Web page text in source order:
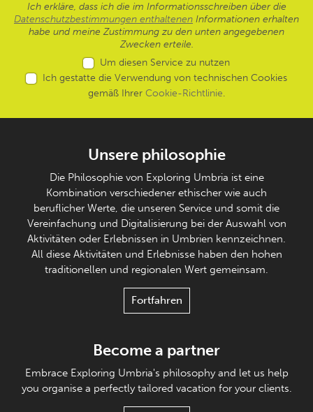
Ich erkläre, dass ich die im Informationsschreiben über die
Datenschutzbestimmungen enthaltenen Informationen erhalten
habe und meine Zustimmung zu den unten angegebenen
Zwecken erteile.
Um diesen Service zu nutzen
Ich gestatte die Verwendung von technischen Cookies
gemäß Ihrer Cookie-Richtlinie.
Unsere philosophie
Die Philosophie von Exploring Umbria ist eine
Kombination verschiedener ethischer wie auch
beruflicher Werte, die unseren Service und somit die
Vereinfachung und Digitalisierung bei der Auswahl von
Aktivitäten oder Erlebnissen in Umbrien kennzeichnen.
All diese Aktivitäten und Erlebnisse haben den hohen
traditionellen und regionalen Wert gemeinsam.
Fortfahren
Become a partner
Embrace Exploring Umbria's philosophy and let us help
you organise a perfectly tailored vacation for your clients.